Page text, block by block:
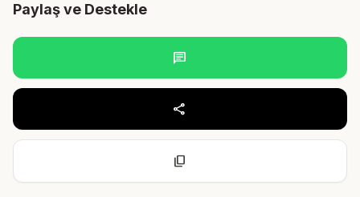
Paylaş ve Destekle
chat
share
content_copy